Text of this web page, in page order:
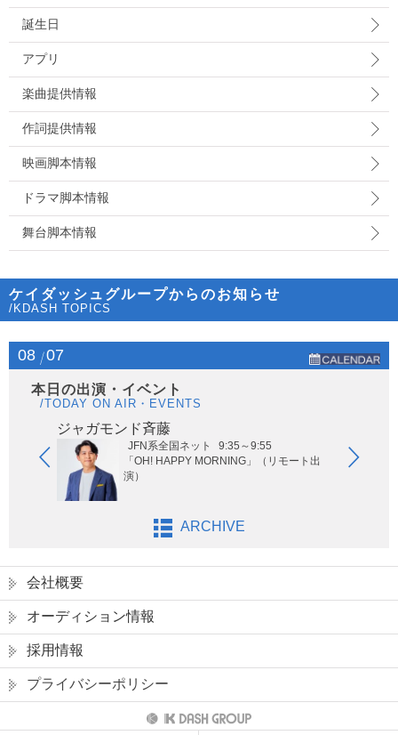
誕生日
アプリ
楽曲提供情報
作詞提供情報
映画脚本情報
ドラマ脚本情報
舞台脚本情報
ケイダッシュグループからのお知らせ
/KDASH TOPICS
08 07
本日の出演・イベント
/TODAY ON AIR・EVENTS
ジャガモンド斉藤
JFN系全国ネット
9:35～9:55
「OH! HAPPY MORNING」（リモート出
演）
ARCHIVE
会社概要
オーディション情報
採用情報
プライバシーポリシー